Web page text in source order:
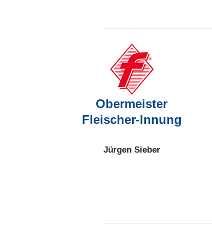
Obermeister
Fleischer-Innung
Jürgen Sieber